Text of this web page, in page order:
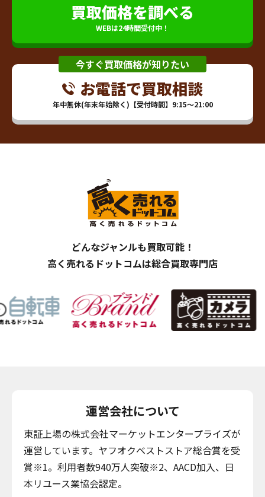
買取価格を調べる
WEBは24時間受付中！
今すぐ買取価格が知りたい
お電話で買取相談
年中無休(年末年始除く)【受付時間】9:15～21:00
どんなジャンルも買取可能！
高く売れるドットコムは総合買取専門店
運営会社について
東証上場の株式会社マーケットエンタープライズが
運営しています。ヤフオクベストストア総合賞を受
賞※1。利用者数940万人突破※2、AACD加入、日
本リユース業協会認定。